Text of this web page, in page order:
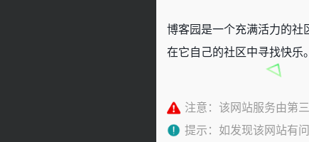
博客园是一个充满活力的社
在它自己的社区中寻找快乐。
注意：该网站服务由第
提示：如发现该网站有